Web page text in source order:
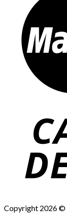
Copyright 2026 ©